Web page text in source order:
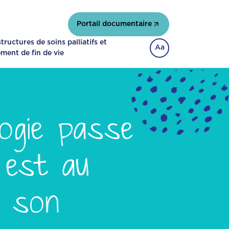
Portail documentaire
de soins palliatifs et
de fin de vie
Aa
passe
au
son